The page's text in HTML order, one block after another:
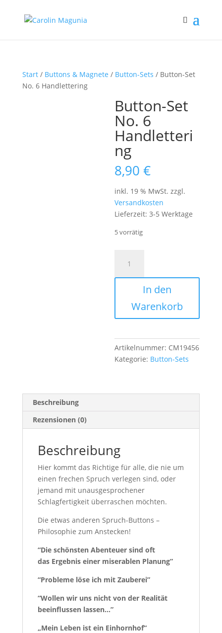
Start/ Buttons & Magnete / Button-Sets / Button-Set
No. 6 Handlettering
Button-Set
No. 6
Handletteri
ng
8,90€
inkl. 19 % MwSt. zzgl.
Versandkosten
Lieferzeit:3-5 Werktage
5 vorrätig
No.
Handlettering
Menge
In den
Warenkorb
Artikelnummer: CM19456
Kategorie: Button-Sets
Beschreibung
Rezensionen (0)
Beschreibung
Hier kommt das Richtige für alle, die nie um
einen frechen Spruch verlegen sind, oder
jemand mit unausgesprochener
Schlagfertigkeit überraschen möchten.
Die etwas anderen Spruch-Buttons –
Philosophie zum Anstecken!
“Die schönsten Abenteuer sind oft
das Ergebnis einer miserablen Planung”
“Probleme löse ich mit Zauberei”
“Wollen wir uns nicht von der Realität
beeinflussen lassen…”
„Mein Leben ist ein Einhornhof“